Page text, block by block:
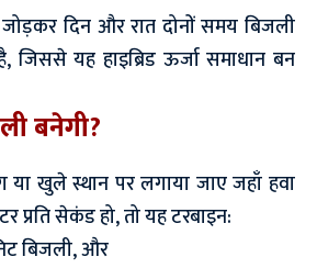
दिन और रात दोनों समय बिजली
जिससे यह हाइब्रिड ऊर्जा समाधान बन
बनेगी?
या खुले स्थान पर लगाया जाए जहाँ हवा
प्रति सेकंड हो, तो यह टरबाइन:
बिजली, और